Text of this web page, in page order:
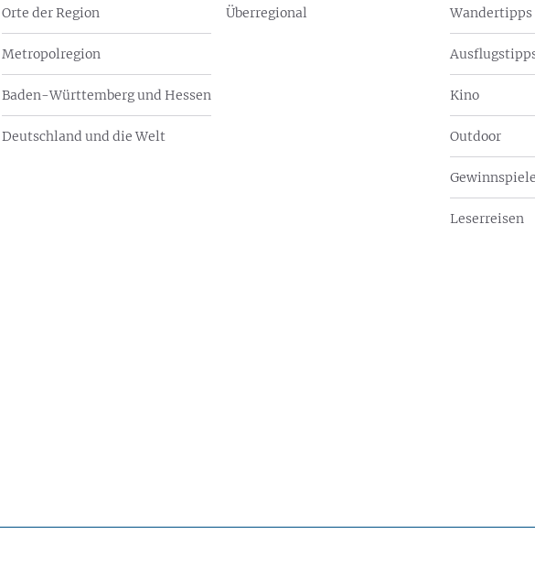
Orte der Region
Metropolregion
Baden-Württemberg und Hessen
Deutschland und die Welt
Überregional Wandertipps
Kino
Outdoor
Gewinnspiele
Leserreisen